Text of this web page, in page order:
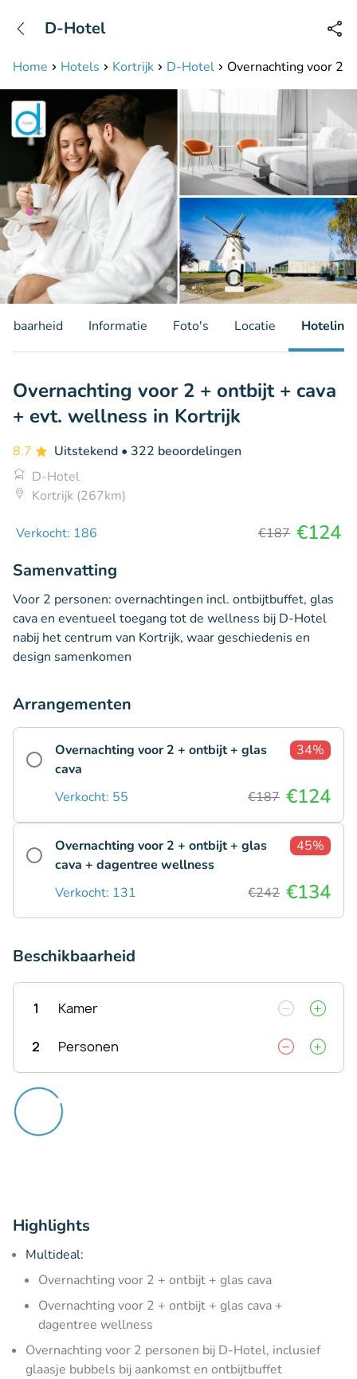
Bereikbaar tot 23:00 uur
Home Hotels Kortrijk D-Hotel Overnachting voor 2
D-Hotel
Informatie Foto's Locatie Hotelinfo
Overnachting voor 2 + ontbijt + cava
+ evt. wellness in Kortrijk
8.7 Uitstekend • 322 beoordelingen
D-Hotel
Kortrijk (267km)
Verkocht: 186 €187 €124
Samenvatting
Voor 2 personen: overnachtingen incl. ontbijtbuffet, glas
cava en eventueel toegang tot de wellness bij D-Hotel
nabij het centrum van Kortrijk, waar geschiedenis en
design samenkomen
Arrangementen
Overnachting voor 2 + ontbijt + glas
cava
34%
Verkocht: 55 €187 €124
Overnachting voor 2 + ontbijt + glas
cava + dagentree wellness
45%
Verkocht: 131 €242 €134
Beschikbaarheid
1 Kamer
2 Personen
Highlights
Multideal:
Overnachting voor 2 + ontbijt + glas cava
Overnachting voor 2 + ontbijt + glas cava +
dagentree wellness
Overnachting voor 2 personen bij D-Hotel, inclusief
glaasje bubbels bij aankomst en ontbijtbuffet